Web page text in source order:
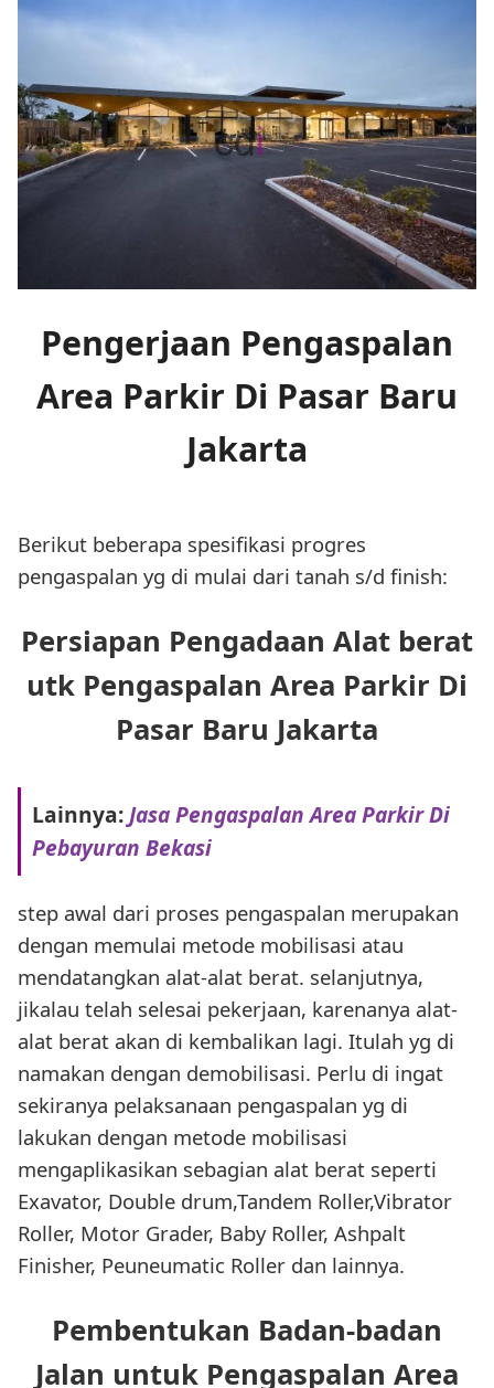
Pengerjaan Pengaspalan
Area Parkir Di Pasar Baru
Jakarta
Berikut beberapa spesifikasi progres
pengaspalan yg di mulai dari tanah s/d finish:
Persiapan Pengadaan Alat berat
utk Pengaspalan Area Parkir Di
Pasar Baru Jakarta
Lainnya:Jasa Pengaspalan Area Parkir Di
Pebayuran Bekasi
step awal dari proses pengaspalan merupakan
dengan memulai metode mobilisasi atau
mendatangkan alat-alat berat. selanjutnya,
jikalau telah selesai pekerjaan, karenanya alat-
alat berat akan di kembalikan lagi. Itulah yg di
namakan dengan demobilisasi. Perlu di ingat
sekiranya pelaksanaan pengaspalan yg di
lakukan dengan metode mobilisasi
mengaplikasikan sebagian alat berat seperti
Exavator, Double drum,Tandem Roller,Vibrator
Roller, Motor Grader, Baby Roller, Ashpalt
Finisher, Peuneumatic Roller dan lainnya.
Pembentukan Badan-badan
Jalan untuk Pengaspalan Area